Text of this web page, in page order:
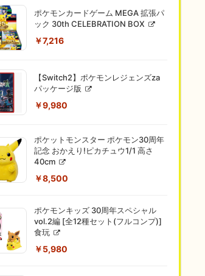
ポケモンカードゲーム MEGA 拡張パ
ック 30th CELEBRATION BOX
￥7,216
【Switch2】ポケモンレジェンズza
パッケージ版
￥9,980
ポケットモンスター ポケモン30周年
記念 おかえり!ピカチュウ1/1 高さ
40cm
￥8,500
ポケモンキッズ 30周年スペシャル
vol.2編 [全12種セット(フルコンプ)]
食玩
￥5,980